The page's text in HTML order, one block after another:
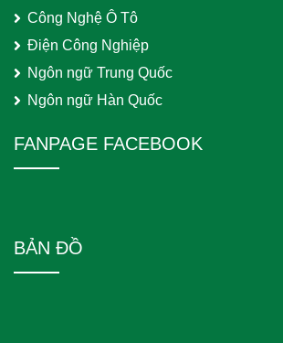
Công Nghệ Ô Tô
Điện Công Nghiệp
Ngôn ngữ Trung Quốc
Ngôn ngữ Hàn Quốc
FANPAGE FACEBOOK
BẢN ĐỒ